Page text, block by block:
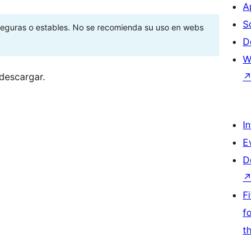
o estables. No se recomienda su uso en webs
↗
↗